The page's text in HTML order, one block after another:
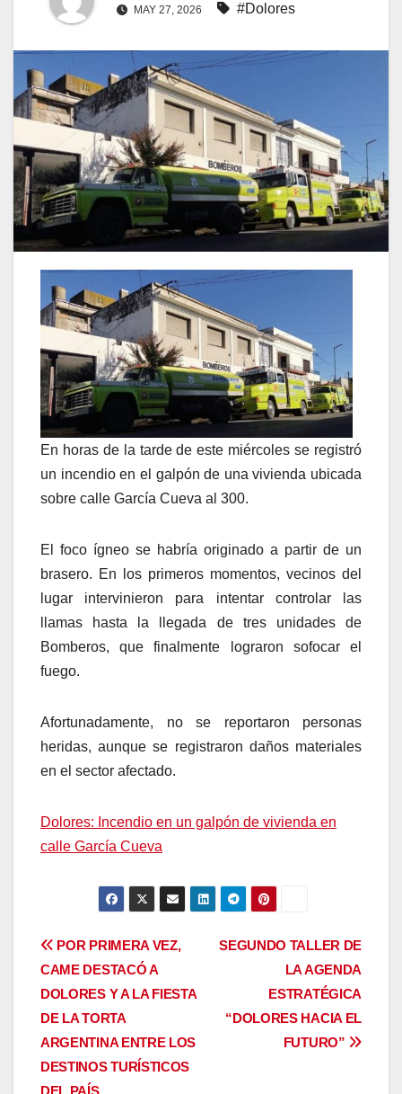
MAY 27, 2026 #Dolores
En horas de la tarde de este miércoles se registró
un incendio en el galpón de una vivienda ubicada
sobre calle García Cueva al 300.
El foco ígneo se habría originado a partir de un
brasero. En los primeros momentos, vecinos del
lugar intervinieron para intentar controlar las
llamas hasta la llegada de tres unidades de
Bomberos, que finalmente lograron sofocar el
fuego.
Afortunadamente, no se reportaron personas
heridas, aunque se registraron daños materiales
en el sector afectado.
Dolores: Incendio en un galpón de vivienda en
calle García Cueva
Navegación
de
entradas
SEGUNDO TALLER DE
LA AGENDA
ESTRATÉGICA
“DOLORES HACIA EL
FUTURO”
POR PRIMERA VEZ,
CAME DESTACÓ A
DOLORES Y A LA FIESTA
DE LA TORTA
ARGENTINA ENTRE LOS
DESTINOS TURÍSTICOS
DEL PAÍS